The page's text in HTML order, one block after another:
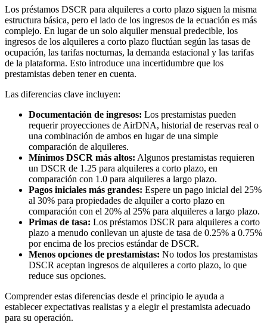
Los préstamos DSCR para alquileres a corto plazo siguen la misma
estructura básica, pero el lado de los ingresos de la ecuación es más
complejo. En lugar de un solo alquiler mensual predecible, los
ingresos de los alquileres a corto plazo fluctúan según las tasas de
ocupación, las tarifas nocturnas, la demanda estacional y las tarifas
de la plataforma. Esto introduce una incertidumbre que los
prestamistas deben tener en cuenta.
Las diferencias clave incluyen:
Documentación de ingresos: Los prestamistas pueden
requerir proyecciones de AirDNA, historial de reservas real o
una combinación de ambos en lugar de una simple
comparación de alquileres.
Mínimos DSCR más altos: Algunos prestamistas requieren
un DSCR de 1.25 para alquileres a corto plazo, en
comparación con 1.0 para alquileres a largo plazo.
Pagos iniciales más grandes: Espere un pago inicial del 25%
al 30% para propiedades de alquiler a corto plazo en
comparación con el 20% al 25% para alquileres a largo plazo.
Primas de tasa: Los préstamos DSCR para alquileres a corto
plazo a menudo conllevan un ajuste de tasa de 0.25% a 0.75%
por encima de los precios estándar de DSCR.
Menos opciones de prestamistas: No todos los prestamistas
DSCR aceptan ingresos de alquileres a corto plazo, lo que
reduce sus opciones.
Comprender estas diferencias desde el principio le ayuda a
establecer expectativas realistas y a elegir el prestamista adecuado
para su operación.